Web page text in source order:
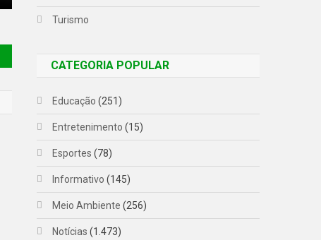
Turismo
CATEGORIA POPULAR
Educação (251)
Entretenimento (15)
Esportes (78)
Informativo (145)
Meio Ambiente (256)
Notícias (1.473)